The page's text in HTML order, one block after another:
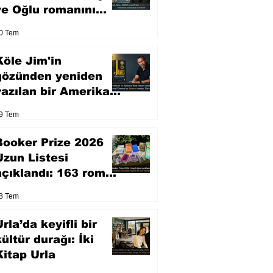
Oğlu romanını
Tem
Jim'in
yeniden
bir Amerikan
Tem
Prize 2026
Listesi
163 roman
Tem
keyifli bir
durağı: İki
Urla